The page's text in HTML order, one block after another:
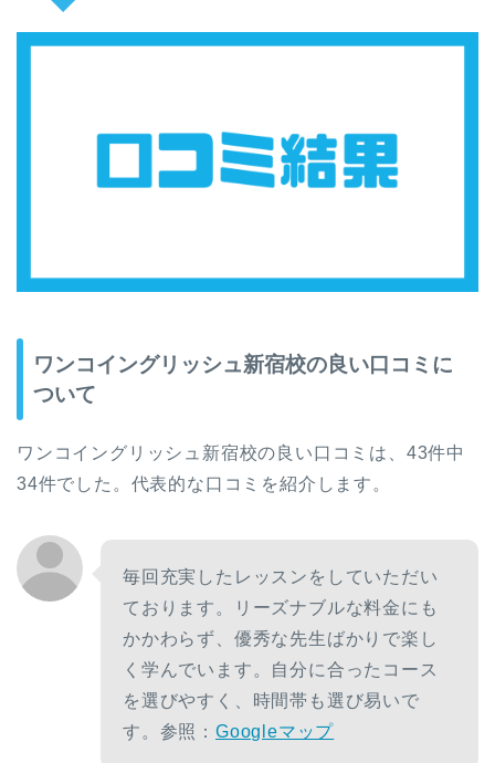
ワンコイングリッシュ新宿校の良い口コミに
ついて
ワンコイングリッシュ新宿校の良い口コミは、43件中
34件でした。代表的な口コミを紹介します。
毎回充実したレッスンをしていただい
ております。リーズナブルな料金にも
かかわらず、優秀な先生ばかりで楽し
く学んでいます。自分に合ったコース
を選びやすく、時間帯も選び易いで
す。参照： Googleマップ